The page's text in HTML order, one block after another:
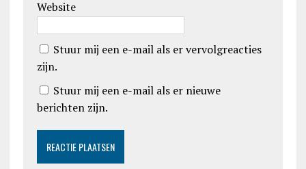
Website
Stuur mij een e-mail als er vervolgreacties
zijn.
Stuur mij een e-mail als er nieuwe
berichten zijn.